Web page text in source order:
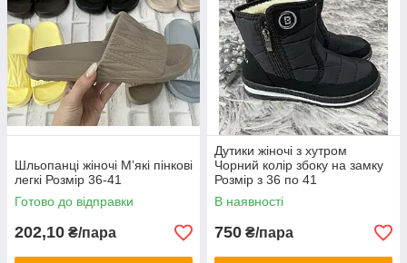
Шльопанці жіночі Мʼякі пінкові
легкі Розмір 36-41
Готово до відправки
202,10 ₴/пара
Дутики жіночі з хутром
Чорний колір збоку на замку
Розмір з 36 по 41
В наявності
750 ₴/пара